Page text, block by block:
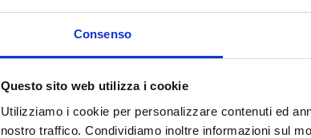
Consenso
Questo sito web utilizza i cookie
Utilizziamo i cookie per personalizzare contenuti ed
nostro traffico. Condividiamo inoltre informazioni sul